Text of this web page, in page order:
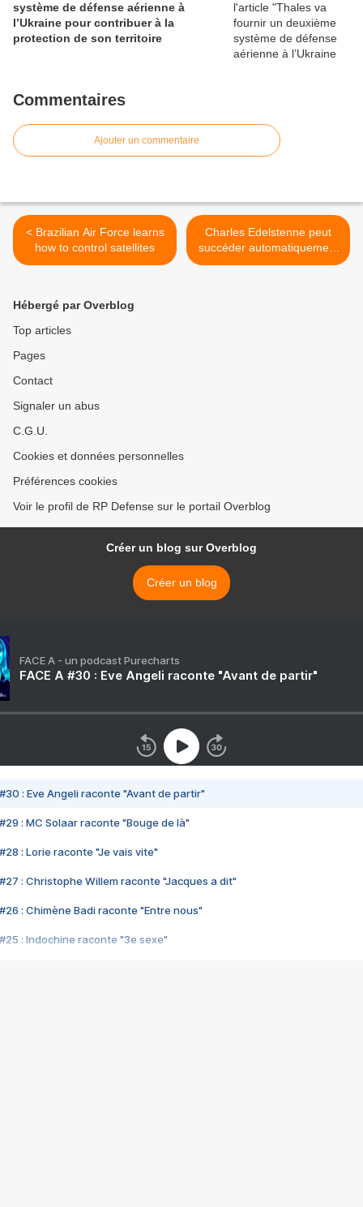
système de défense aérienne à
l’Ukraine pour contribuer à la
protection de son territoire
Commentaires
Ajouter un commentaire
< Brazilian Air Force learns
how to control satellites
Charles Edelstenne peut
succéder automatiquement
à Serge Dassault >
Hébergé par Overblog
Top articles
Pages
Contact
Signaler un abus
C.G.U.
Cookies et données personnelles
Préférences cookies
Voir le profil de RP Defense sur le portail Overblog
Créer un blog sur Overblog
Créer un blog
FACE A - un podcast Purecharts
FACE A #30 : Eve Angeli raconte "Avant de partir"
#30 : Eve Angeli raconte "Avant de partir"
#29 : MC Solaar raconte "Bouge de là"
#28 : Lorie raconte "Je vais vite"
#27 : Christophe Willem raconte "Jacques a dit"
#26 : Chimène Badi raconte "Entre nous"
#25 : Indochine raconte "3e sexe"